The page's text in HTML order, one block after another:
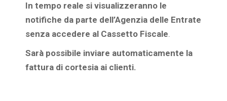
In tempo reale si visualizzeranno le
notifiche da parte dell’Agenzia delle Entrate
senza accedere al Cassetto Fiscale.
Sarà possibile inviare automaticamente la
fattura di cortesia ai clienti.